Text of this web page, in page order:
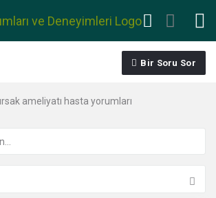
Bir Soru Sor
ameliyatı hasta yorumları